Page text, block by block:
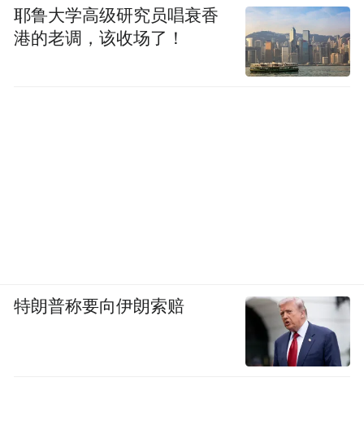
耶鲁大学高级研究员唱衰香
港的老调，该收场了！
特朗普称要向伊朗索赔